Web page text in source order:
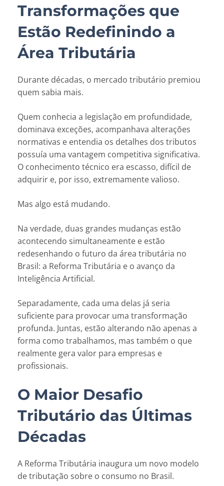
Transformações que
Estão Redefinindo a
Área Tributária
Durante décadas, o mercado tributário premiou
quem sabia mais.
Quem conhecia a legislação em profundidade,
dominava exceções, acompanhava alterações
normativas e entendia os detalhes dos tributos
possuía uma vantagem competitiva significativa.
O conhecimento técnico era escasso, difícil de
adquirir e, por isso, extremamente valioso.
Mas algo está mudando.
Na verdade, duas grandes mudanças estão
acontecendo simultaneamente e estão
redesenhando o futuro da área tributária no
Brasil: a Reforma Tributária e o avanço da
Inteligência Artificial.
Separadamente, cada uma delas já seria
suficiente para provocar uma transformação
profunda. Juntas, estão alterando não apenas a
forma como trabalhamos, mas também o que
realmente gera valor para empresas e
profissionais.
O Maior Desafio
Tributário das Últimas
Décadas
A Reforma Tributária inaugura um novo modelo
de tributação sobre o consumo no Brasil.